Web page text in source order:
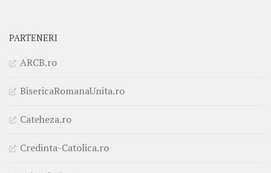
PARTENERI
ARCB.ro
BisericaRomanaUnita.ro
Cateheza.ro
Credinta-Catolica.ro